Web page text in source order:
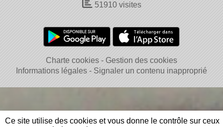
51910visites
Charte cookies
Gestion des cookies
Informations légales
Signaler un contenu inapproprié
Ce site utilise des cookies et vous donne le contrôle sur ceux